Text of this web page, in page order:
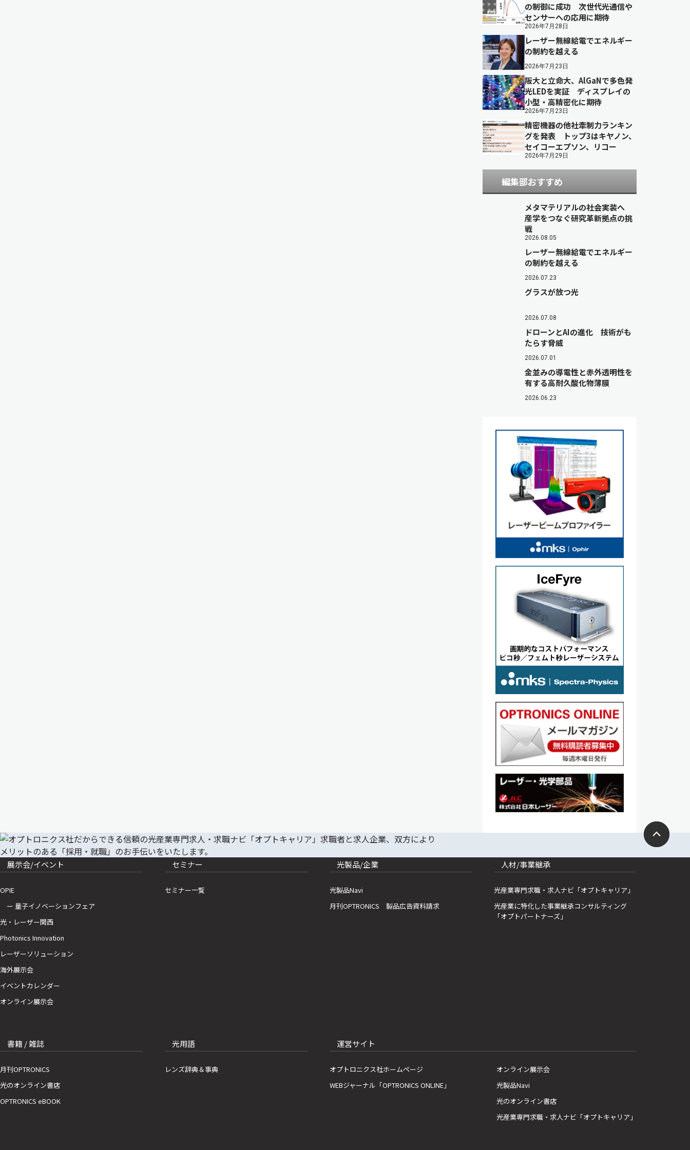
の制御に成功 次世代光通信や
センサーへの応用に期待
2026年7月28日
レーザー無線給電でエネルギー
の制約を越える
2026年7月23日
阪大と立命大、AlGaNで多色発
光LEDを実証 ディスプレイの
小型・高精密化に期待
2026年7月23日
精密機器の他社牽制力ランキン
グを発表 トップ3はキヤノン、
セイコーエプソン、リコー
2026年7月29日
編集部おすすめ
メタマテリアルの社会実装へ
産学をつなぐ研究革新拠点の挑
戦
2026.08.05
レーザー無線給電でエネルギー
の制約を越える
2026.07.23
グラスが放つ光
2026.07.08
ドローンとAIの進化 技術がも
たらす脅威
2026.07.01
金並みの導電性と赤外透明性を
有する高耐久酸化物薄膜
2026.06.23
展示会/イベント
OPIE
ー 量子イノベーションフェア
光・レーザー関西
Photonics Innovation
レーザーソリューション
海外展示会
イベントカレンダー
オンライン展示会
セミナー
セミナー一覧
光製品/企業
光製品Navi
月刊OPTRONICS 製品広告資料請求
人材/事業継承
光産業専門求職・求人ナビ「オプトキャリア」
光産業に特化した事業継承コンサルティング
「オプトパートナーズ」
書籍 / 雑誌
月刊OPTRONICS
光のオンライン書店
OPTRONICS eBOOK
光用語
レンズ辞典＆事典
運営サイト
オプトロニクス社ホームページ
WEBジャーナル「OPTRONICS ONLINE」
オンライン展示会
光製品Navi
光のオンライン書店
光産業専門求職・求人ナビ「オプトキャリア」